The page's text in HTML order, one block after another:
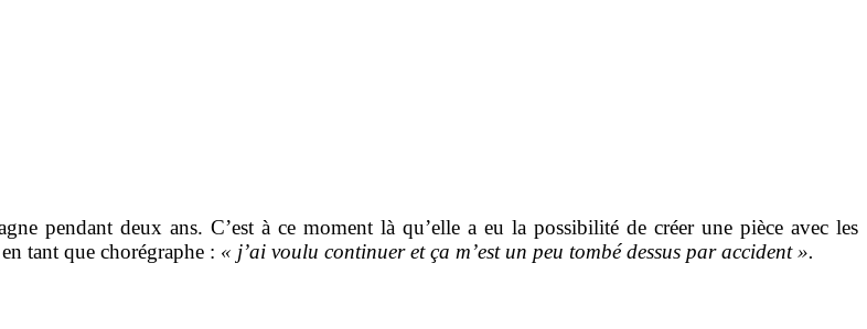
pendant deux ans. C’est à ce moment là qu’elle a eu la possibilité de créer une pièce avec les
tant que chorégraphe : « j’ai voulu continuer et ça m’est un peu tombé dessus par accident ».